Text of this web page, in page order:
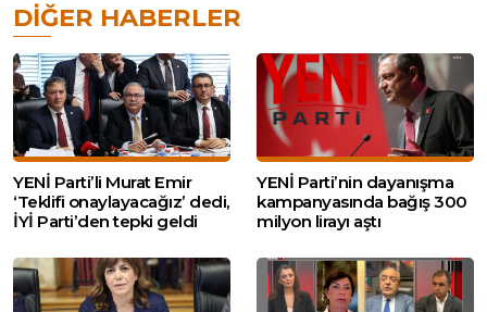
DIĞER HABERLER
YENİ Parti’li Murat Emir
‘Teklifi onaylayacağız’ dedi,
İYİ Parti’den tepki geldi
YENİ Parti’nin dayanışma
kampanyasında bağış 300
milyon lirayı aştı